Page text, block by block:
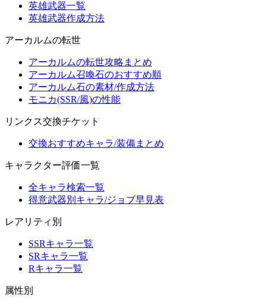
英雄武器一覧
英雄武器作成方法
アーカルムの転世
アーカルムの転世攻略まとめ
アーカルム召喚石のおすすめ順
アーカルム石の素材/作成方法
モニカ(SSR/風)の性能
リンクス交換チケット
交換おすすめキャラ/装備まとめ
キャラクター評価一覧
全キャラ検索一覧
得意武器別キャラ/ジョブ早見表
レアリティ別
SSRキャラ一覧
SRキャラ一覧
Rキャラ一覧
属性別